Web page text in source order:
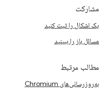
مشارکت
یک اشکال را ثبت کنید
مسائل باز را ببینید
مطالب مرتبط
به‌روزرسانی‌های Chromium